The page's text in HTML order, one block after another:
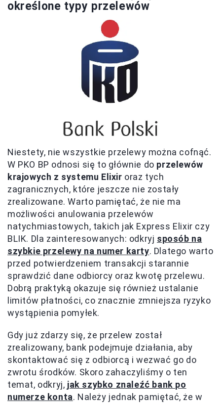
określone typy przelewów
Niestety, nie wszystkie przelewy można cofnąć.
W PKO BP odnosi się to głównie do przelewów
krajowych z systemu Elixir oraz tych
zagranicznych, które jeszcze nie zostały
zrealizowane. Warto pamiętać, że nie ma
możliwości anulowania przelewów
natychmiastowych, takich jak Express Elixir czy
BLIK. Dla zainteresowanych: odkryj sposób na
szybkie przelewy na numer karty. Dlatego warto
przed potwierdzeniem transakcji starannie
sprawdzić dane odbiorcy oraz kwotę przelewu.
Dobrą praktyką okazuje się również ustalanie
limitów płatności, co znacznie zmniejsza ryzyko
wystąpienia pomyłek.
Gdy już zdarzy się, że przelew został
zrealizowany, bank podejmuje działania, aby
skontaktować się z odbiorcą i wezwać go do
zwrotu środków. Skoro zahaczyliśmy o ten
temat, odkryj, jak szybko znaleźć bank po
numerze konta. Należy jednak pamiętać, że w